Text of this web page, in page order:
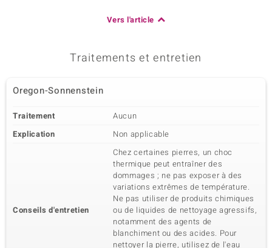
Vers l'article
Traitements et entretien
Oregon-Sonnenstein
Traitement
Aucun
Explication
Non applicable
Conseils d'entretien
Chez certaines pierres, un choc
thermique peut entraîner des
dommages ; ne pas exposer à des
variations extrêmes de température.
Ne pas utiliser de produits chimiques
ou de liquides de nettoyage agressifs,
notamment des agents de
blanchiment ou des acides. Pour
nettoyer la pierre, utilisez de l'eau